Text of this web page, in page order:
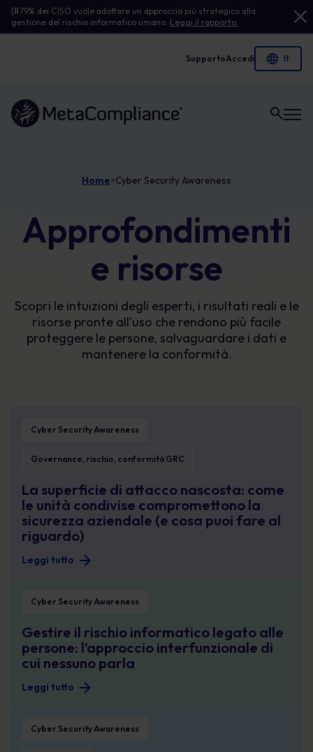
[Il79% dei CISO vuole adottare un approccio più strategico alla
gestione del rischio informatico umano. Leggi il rapporto.
SupportoAccedi
Link alla homepage
Home>Cyber Security Awareness
Approfondimenti
e risorse
Scopri le intuizioni degli esperti, i risultati reali e le
risorse pronte all'uso che rendono più facile
proteggere le persone, salvaguardare i dati e
mantenere la conformità.
Cyber Security Awareness
Governance, rischio, conformità GRC
La superficie di attacco nascosta: come
le unità condivise compromettono la
sicurezza aziendale (e cosa puoi fare al
riguardo)
Leggi tutto
Cyber Security Awareness
Gestire il rischio informatico legato alle
persone: l’approccio interfunzionale di
cui nessuno parla
Leggi tutto
Cyber Security Awareness